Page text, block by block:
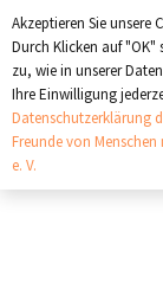
+321 123 4567
Akzeptieren Sie unsere
Durch Klicken auf "OK"
zu, wie in unserer
Ihre Einwilligung
Datenschutzerklärung
Freunde von
e. V.